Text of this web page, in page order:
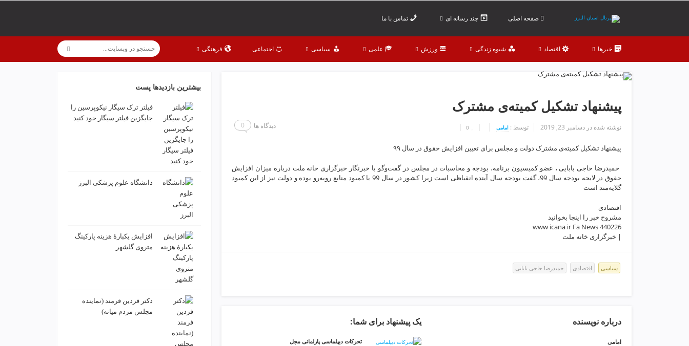
ن
صفحه اصلی چند رسانه ای تماس با ما
خبرها اقتصاد شیوه زندگی ورزش علمی سیاسی اجتماعی فرهنگی
پیشنهاد تشکیل کمیته‌‌ی مشترک
نوشته شده در دسامبر 23, 2019 توسط : امامی 0 دیدگاه ها 0
پیشنهاد تشکیل کمیته‌‌ی مشترک دولت و مجلس برای تعیین افزایش حقوق در سال ۹۹
️ حمیدرضا حاجی بابایی ، عضو کمیسیون برنامه، بودجه و محاسبات در مجلس در گفت‌وگو با خبرنگار خبرگزاری خانه ملت درباره میزان افزایش
حقوق در لایحه بودجه سال 99، گفت بودجه سال آینده انقباظی است زیرا کشور در سال 99 با کمبود منابع روبه‌رو بوده و دولت نیز از این کمبود
گلایه‌مند است
اقتصادی
مشروح خبر را اینجا بخوانید
www icana ir Fa News 440226
| خبرگزاری خانه ملت
سیاسی اقتصادی حمیدرضا حاجی بابایی
درباره نویسنده
امامی
یک پیشنهاد برای شما:
تحرکات دیپلماسی پارلمانی مجل
بیشترین بازدیدها پست
فیلتر ترک سیگار نیکوپرسین را
جایگزین فیلتر سیگار خود کنید
دانشگاه علوم پزشکی البرز
افزایش یکبارۀ هزینه پارکینگ
متروی گلشهر
دكتر فردين فرمند (نماينده
مجلس مردم میانه)